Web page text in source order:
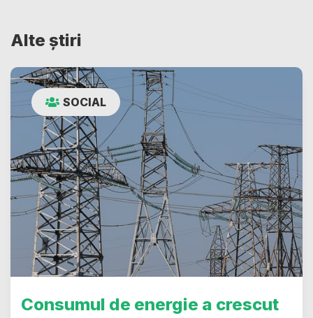
Alte știri
SOCIAL
Consumul de energie a crescut